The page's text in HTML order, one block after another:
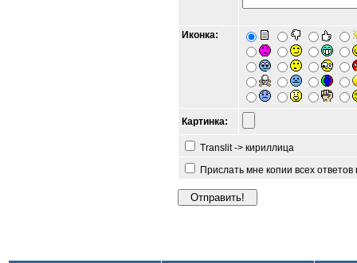
Иконка:
Картинка:
Translit -> кириллица
Прислать мне копии всех